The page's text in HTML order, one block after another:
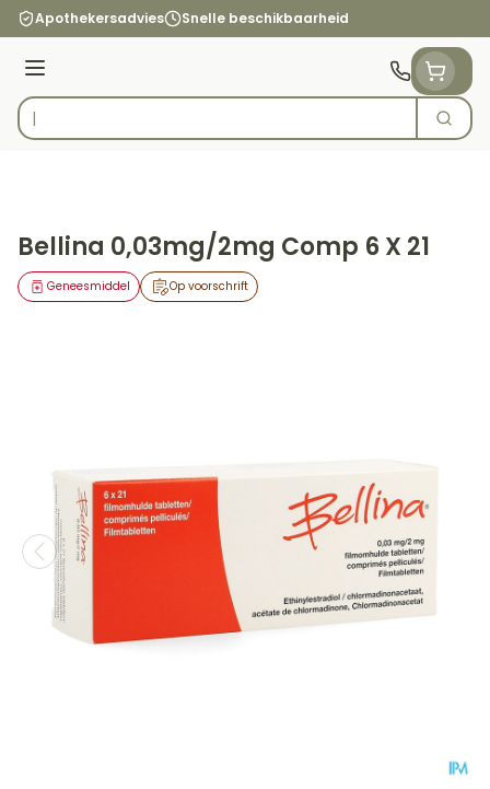
Ga naar de inhoud
Apothekersadvies Snelle beschikbaarheid
Menu
Product, merk, categorie...
Zoek
Bellina 0,03mg/2mg Comp 6 X 21
Op voorschrift
Geneesmiddel